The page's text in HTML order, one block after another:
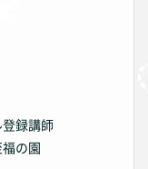
録講師
の園